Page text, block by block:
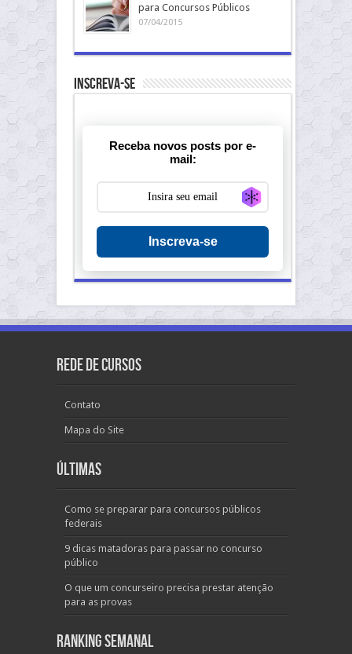
para Concursos Públicos
07/04/2015
Inscreva-se
Receba novos posts por e-
mail:
Generate new
Inscreva-se
Rede de Cursos
Contato
Mapa do Site
Últimas
Como se preparar para concursos públicos
federais
9 dicas matadoras para passar no concurso
público
O que um concurseiro precisa prestar atenção
para as provas
Ranking Semanal